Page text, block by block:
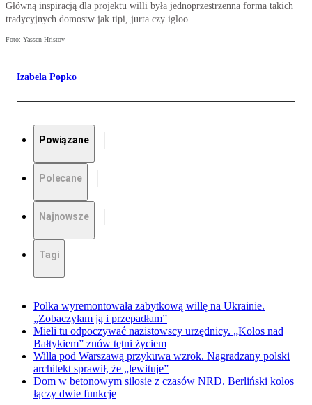
Główną inspiracją dla projektu willi była jednoprzestrzenna forma takich
tradycyjnych domostw jak tipi, jurta czy igloo.
Foto: Yassen Hristov
Izabela Popko
Powiązane
Polecane
Najnowsze
Tagi
Polka wyremontowała zabytkową willę na Ukrainie.
„Zobaczyłam ją i przepadłam”
Mieli tu odpoczywać nazistowscy urzędnicy. „Kolos nad
Bałtykiem” znów tętni życiem
Willa pod Warszawą przykuwa wzrok. Nagradzany polski
architekt sprawił, że „lewituje”
Dom w betonowym silosie z czasów NRD. Berliński kolos
łączy dwie funkcje